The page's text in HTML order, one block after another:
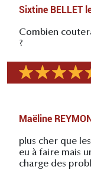
Sixtine BELLET
Combien
?
Maëline
plus cher que
eu à faire mais
charge des